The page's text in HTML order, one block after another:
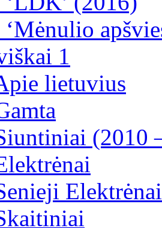
‘Mėnulio
1
lietuvius
(2010
Elektrėnai